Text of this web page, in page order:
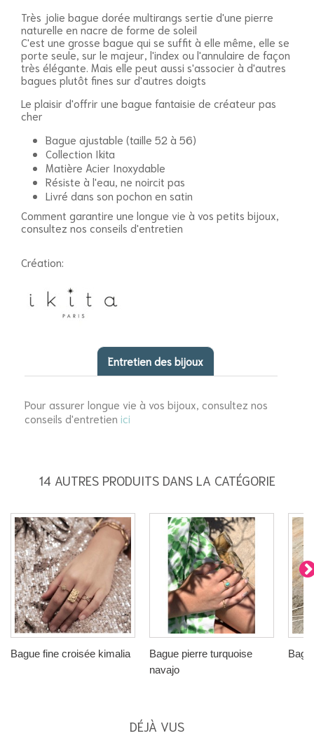
Très jolie bague dorée multirangs sertie d'une pierre
naturelle en nacre de forme de soleil
C'est une grosse bague qui se suffit à elle même, elle se
porte seule, sur le majeur, l'index ou l'annulaire de façon
très élégante. Mais elle peut aussi s'associer à d'autres
bagues plutôt fines sur d'autres doigts
Le plaisir d'offrir une bague fantaisie de créateur pas
cher
Bague ajustable (taille 52 à 56)
Collection Ikita
Matière Acier Inoxydable
Résiste à l'eau, ne noircit pas
Livré dans son pochon en satin
Comment garantire une longue vie à vos petits bijoux,
consultez nos conseils d'entretien
Création:
Entretien des bijoux
Pour assurer longue vie à vos bijoux, consultez nos
conseils d'entretien ici
14 AUTRES PRODUITS DANS LA CATÉGORIE
Bague fine croisée kimalia
Bague pierre turquoise
navajo
DÉJÀ VUS